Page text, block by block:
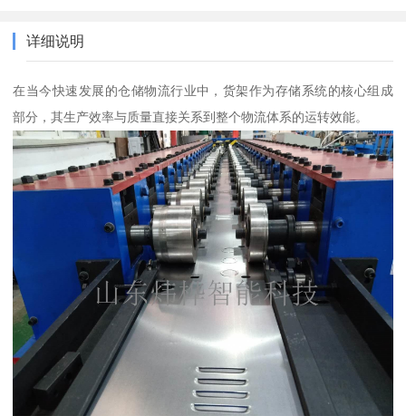
详细说明
在当今快速发展的仓储物流行业中，货架作为存储系统的核心组成
部分，其生产效率与质量直接关系到整个物流体系的运转效能。